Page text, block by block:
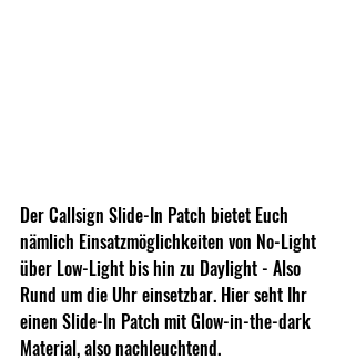
Der Callsign Slide-In Patch bietet Euch
nämlich Einsatzmöglichkeiten von No-Light
über Low-Light bis hin zu Daylight - Also
Rund um die Uhr einsetzbar. Hier seht Ihr
einen Slide-In Patch mit Glow-in-the-dark
Material, also nachleuchtend.